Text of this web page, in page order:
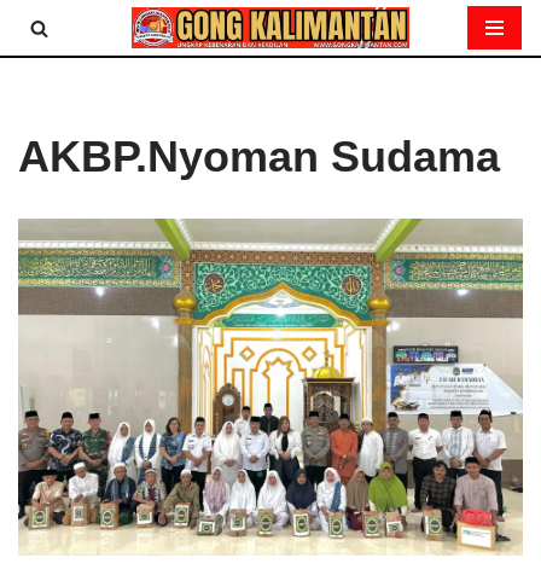
Lompat
AKBP.Nyoman Sudama